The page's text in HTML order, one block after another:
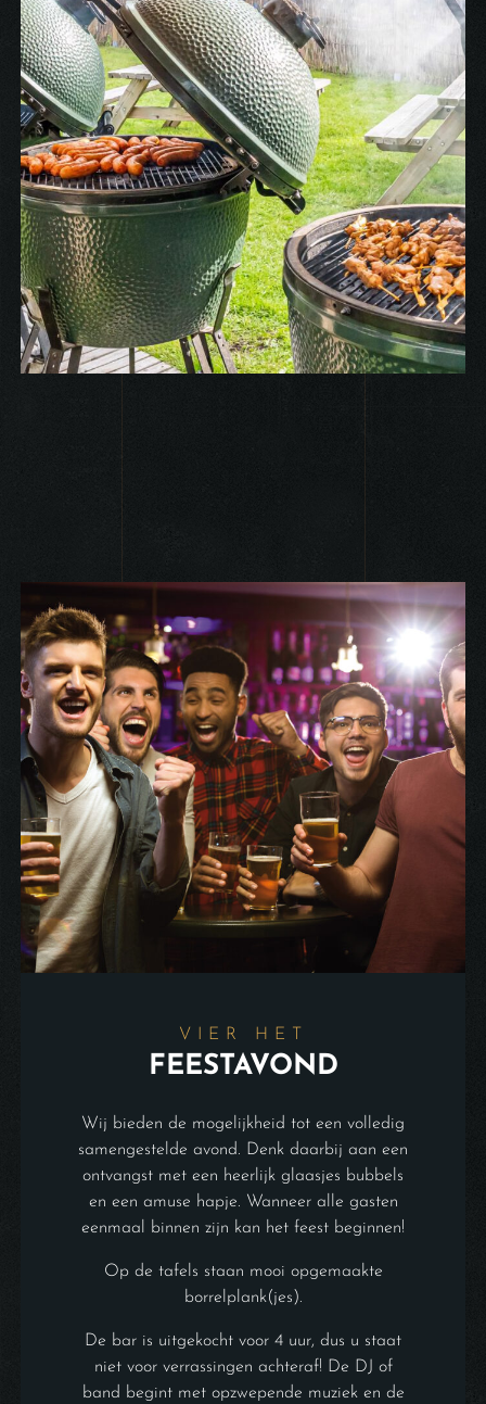
VIER HET
FEESTAVOND
Wij bieden de mogelijkheid tot een volledig
samengestelde avond. Denk daarbij aan een
ontvangst met een heerlijk glaasjes bubbels
en een amuse hapje. Wanneer alle gasten
eenmaal binnen zijn kan het feest beginnen!
Op de tafels staan mooi opgemaakte
borrelplank(jes).
De bar is uitgekocht voor 4 uur, dus u staat
niet voor verrassingen achteraf! De DJ of
band begint met opzwepende muziek en de